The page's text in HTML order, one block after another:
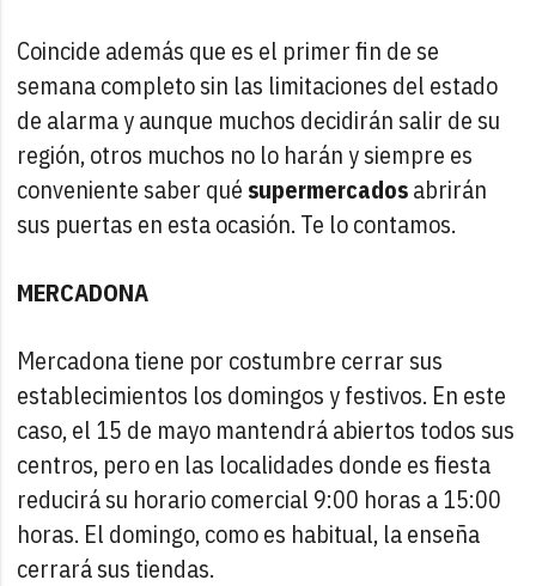
Coincide además que es el primer fin de se
semana completo sin las limitaciones del estado
de alarma y aunque muchos decidirán salir de su
región, otros muchos no lo harán y siempre es
conveniente saber qué supermercadosabrirán
sus puertas en esta ocasión. Te lo contamos.
MERCADONA
Mercadona tiene por costumbre cerrar sus
establecimientos los domingos y festivos. En este
caso, el 15 de mayo mantendrá abiertos todos sus
centros, pero en las localidades donde es fiesta
reducirá su horario comercial 9:00 horas a 15:00
horas. El domingo, como es habitual, la enseña
cerrará sus tiendas.